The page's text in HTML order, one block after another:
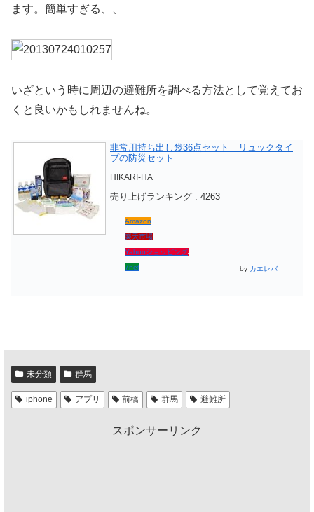
ます。簡単すぎる、、
いざという時に周辺の避難所を調べる方法として覚えてお
くと良いかもしれませんね。
非常用持ち出し袋36点セット リュックタイ
プの防災セット
HIKARI-HA
売り上げランキング : 4263
Amazon
楽天市場
Yahooショッピング
7net
by カエレバ
未分類 群馬
iphone アプリ 前橋 群馬 避難所
スポンサーリンク